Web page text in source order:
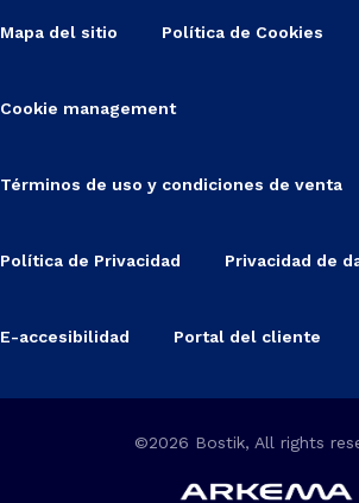
Mapa del sitio Política de Cookies
Cookie management
Términos de uso y condiciones de venta
Política de Privacidad Privacidad de
E-accesibilidad Portal del cliente
©2026 Bostik, All rights